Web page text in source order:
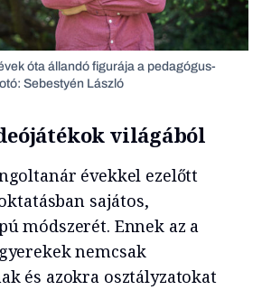
óta állandó figurája a pedagógus-
Sebestyén László
világából
évekkel ezelőtt
sajátos,
módszerét. Ennek az a
nemcsak
és azokra osztályzatokat